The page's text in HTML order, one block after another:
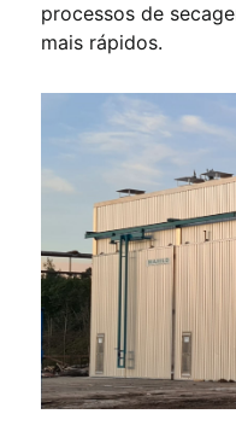
processos de
mais rápidos.